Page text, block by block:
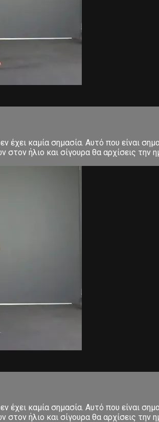
καμία σημασία. Αυτό που είναι
ήλιο και σίγουρα θα αρχίσεις την
καμία σημασία. Αυτό που είναι
ήλιο και σίγουρα θα αρχίσεις την